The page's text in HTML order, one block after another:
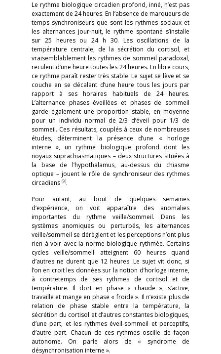
Le rythme biologique circadien profond, inné, n’est pas
exactement de 24 heures. En l’absence de marqueurs de
temps synchroniseurs que sont les rythmes sociaux et
les alternances jour-nuit, le rythme spontané s’installe
sur 25 heures ou 24 h 30. Les oscillations de la
température centrale, de la sécrétion du cortisol, et
vraisemblablement les rythmes de sommeil paradoxal,
reculent d’une heure toutes les 24 heures. En libre cours,
ce rythme paraît rester très stable. Le sujet se lève et se
couche en se décalant d’une heure tous les jours par
rapport à ses horaires habituels de 24 heures.
L’alternance phases éveillées et phases de sommeil
garde également une proportion stable, en moyenne
pour un individu normal de 2/3 d’éveil pour 1/3 de
sommeil. Ces résultats, couplés à ceux de nombreuses
études, déterminent la présence d’une « horloge
interne », un rythme biologique profond dont les
noyaux suprachiasmatiques – deux structures situées à
la base de l’hypothalamus, au-dessus du chiasme
optique – jouent le rôle de synchroniseur des rythmes
circadiens (9).
Pour autant, au bout de quelques semaines
d’expérience, on voit apparaître des anomalies
importantes du rythme veille/sommeil. Dans les
systèmes anomiques ou perturbés, les alternances
veille/sommeil se dérèglent et les perceptions n’ont plus
rien à voir avec la norme biologique rythmée. Certains
cycles veille/sommeil atteignent 60 heures quand
d’autres ne durent que 12 heures. Le sujet vit donc, si
l’on en croit les données sur la notion d’horloge interne,
à contretemps de ses rythmes de cortisol et de
température. Il dort en phase « chaude », s’active,
travaille et mange en phase « froide ». Il n’existe plus de
relation de phase stable entre la température, la
sécrétion du cortisol et d’autres constantes biologiques,
d’une part, et les rythmes éveil-sommeil et perceptifs,
d’autre part. Chacun de ces rythmes oscille de façon
autonome. On parle alors de « syndrome de
désynchronisation interne ».